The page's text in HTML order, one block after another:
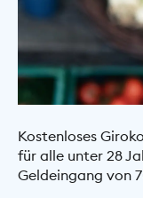
Kostenloses
für alle unter 28
Geldeingang von